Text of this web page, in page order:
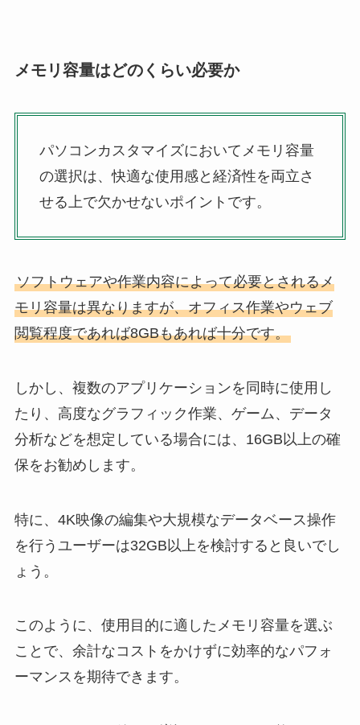
メモリ容量はどのくらい必要か
パソコンカスタマイズにおいてメモリ容量
の選択は、快適な使用感と経済性を両立さ
せる上で欠かせないポイントです。
ソフトウェアや作業内容によって必要とされるメ
モリ容量は異なりますが、オフィス作業やウェブ
閲覧程度であれば8GBもあれば十分です。
しかし、複数のアプリケーションを同時に使用し
たり、高度なグラフィック作業、ゲーム、データ
分析などを想定している場合には、16GB以上の確
保をお勧めします。
特に、4K映像の編集や大規模なデータベース操作
を行うユーザーは32GB以上を検討すると良いでし
ょう。
このように、使用目的に適したメモリ容量を選ぶ
ことで、余計なコストをかけずに効率的なパフォ
ーマンスを期待できます。